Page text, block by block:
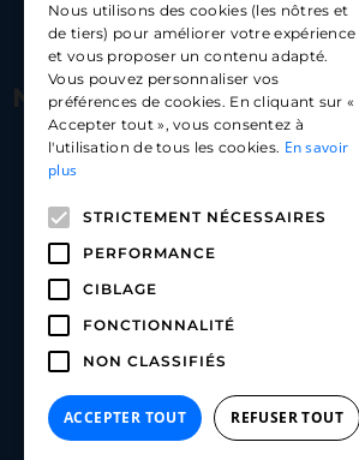
hello@carloapp.com
Nous suivre
Carlo App | Instagram
Carlo App | Linkedin
ENGLISH
SPANISH
Nous utilisons des cookies (les nôtres et
de tiers) pour améliorer votre expérience
et vous proposer un contenu adapté.
Vous pouvez personnaliser vos
préférences de cookies. En cliquant sur «
Accepter tout », vous consentez à
l'utilisation de tous les cookies. En savoir
plus
STRICTEMENT NÉCESSAIRES
PERFORMANCE
CIBLAGE
FONCTIONNALITÉ
NON CLASSIFIÉS
ACCEPTER TOUT REFUSER TOUT